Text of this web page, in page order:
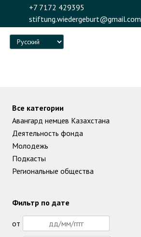
+7 7172 429395
stiftung.wiedergeburt@gmail.com
Language
Все категории
Авангард немцев Казахстана
Деятельность фонда
Молодежь
Подкасты
Региональные общества
Фильтр по дате
от